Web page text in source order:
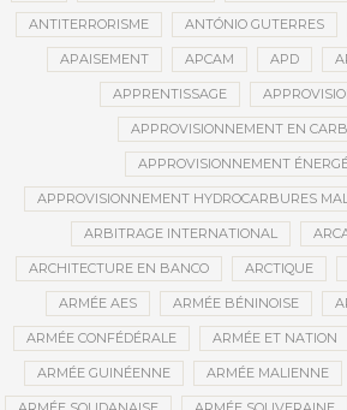
ANTITERRORISME ANTÓNIO GUTERRES
APAISEMENT APCAM APD
APPRENTISSAGE
APPROVISIONNEMENT EN
APPROVISIONNEMENT
APPROVISIONNEMENT HYDROCARBURES
ARBITRAGE INTERNATIONAL
ARCHITECTURE EN BANCO ARCTIQUE
ARMÉE AES ARMÉE BÉNINOISE
ARMÉE CONFÉDÉRALE ARMÉE ET NATION
ARMÉE GUINÉENNE ARMÉE MALIENNE